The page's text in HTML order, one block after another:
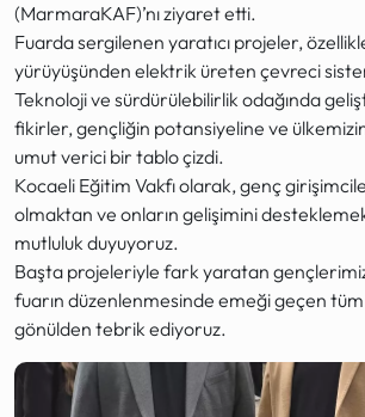
(MarmaraKAF)’nı ziyaret etti.
Fuarda sergilenen yaratıcı projeler,
yürüyüşünden elektrik üreten çevreci
Teknoloji ve sürdürülebilirlik odağında
fikirler, gençliğin potansiyeline ve
umut verici bir tablo çizdi.
Kocaeli Eğitim Vakfı olarak, genç
olmaktan ve onların gelişimini
mutluluk duyuyoruz.
Başta projeleriyle fark yaratan
fuarın düzenlenmesinde emeği geçen
gönülden tebrik ediyoruz.